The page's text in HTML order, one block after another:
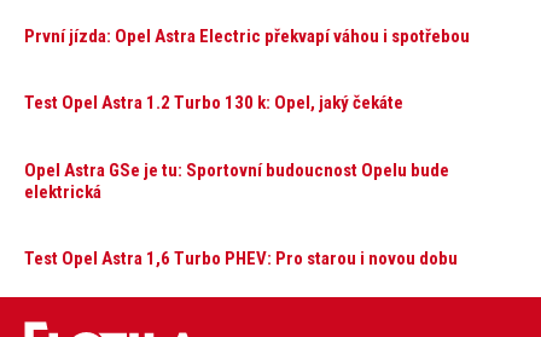
První jízda: Opel Astra Electric překvapí váhou i spotřebou
Test Opel Astra 1.2 Turbo 130 k: Opel, jaký čekáte
Opel Astra GSe je tu: Sportovní budoucnost Opelu bude
elektrická
Test Opel Astra 1,6 Turbo PHEV: Pro starou i novou dobu